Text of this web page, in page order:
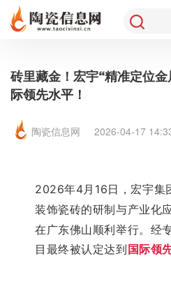
砖里藏金！宏宇“精准定位
际领先水平！
陶瓷信息网 2026-04-17
2026年4月16日，宏宇集
装饰瓷砖的研制与产业化
在广东佛山顺利举行。经
目最终被认定达到 国际领